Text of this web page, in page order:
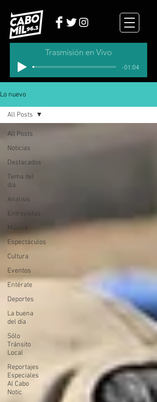
Trasmisión en Vivo
-01:04
Lo nuevo
All Posts
Noticias
Destacados
Tema del
dia
Analisis
Entrevistas
Música
Espectáculos
Cultura
Eventos
Entérate
Deportes
La buena
del día
Sólo
Tránsito
Local
Reportajes
Especiales
Al Cabo
Notic
All Posts